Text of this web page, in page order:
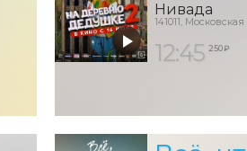
Нивада
141011,
12:45 250 ₽